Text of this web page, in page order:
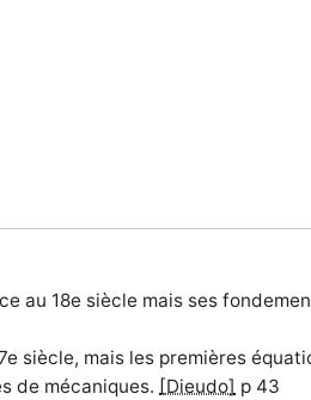
au 18e siècle mais ses
siècle, mais les premières
de mécaniques. [Dieudo] p 43